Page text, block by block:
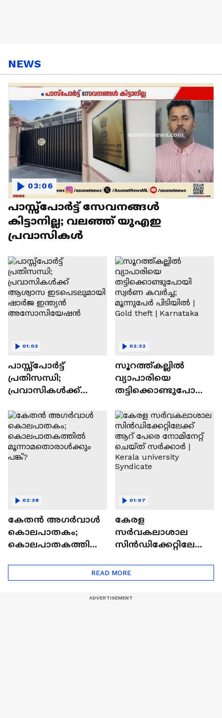
NEWS
പാസ്സ്പോർട്ട് സേവനങ്ങൾ
കിട്ടാനില്ല; വലഞ്ഞ് യുഎഇ
പ്രവാസികൾ
03:06
പാസ്സ്പോർട്ട്
പ്രതിസന്ധി;
പ്രവാസികൾക്ക്
ഇടപെടലുമായി
ഷാർജ ഇന്ത്യൻ
അസോസിയേഷൻ
01:03
സൂറത്ത്കല്ലിൽ
വ്യാപാരിയെ
തട്ടിക്കൊണ്ടുപോയി
മൂന്നുപേർ പിടിയിൽ |
Gold theft | Karnataka
02:32
കേതൻ അ​ഗർവാൾ
കൊലപാതകം;
കൊലപാതകത്തിൽ
02:38
കേരള
സർവകലാശാല
സിൻഡിക്കേറ്റിലേക്ക്
നോമിനേറ്റ് ചെയ്ത്
സർക്കാർ | Kerala
01:07
READ MORE